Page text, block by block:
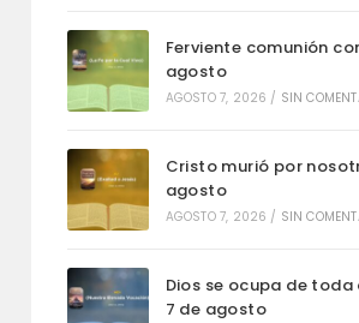
Ferviente comunión
agosto
AGOSTO 7, 2026 / SIN
Cristo murió por
agosto
AGOSTO 7, 2026 / SIN
Dios se ocupa de
7 de agosto